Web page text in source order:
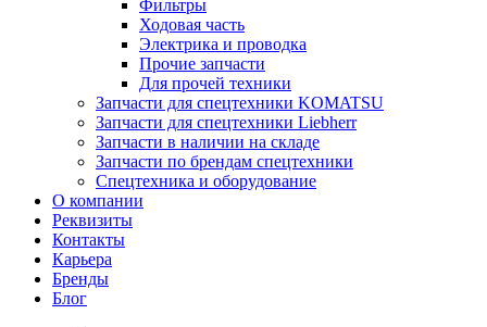
Фильтры
Ходовая часть
Электрика и проводка
Прочие запчасти
Для прочей техники
Запчасти для спецтехники KOMATSU
Запчасти для спецтехники Liebherr
Запчасти в наличии на складе
Запчасти по брендам спецтехники
Спецтехника и оборудование
О компании
Реквизиты
Контакты
Карьера
Бренды
Блог